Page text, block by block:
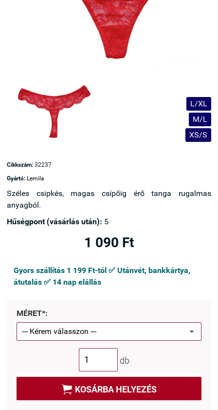
L/XL
M/L
XS/S
Cikkszám: 32237
Gyártó: Lemila
Széles csipkés, magas csípőig érő tanga rugalmas
anyagból.
Hűségpont (vásárlás után): 5
1 090 Ft
Gyors szállítás 1 199 Ft-tól ✅ Utánvét, bankkártya,
átutalás ✅ 14 nap elállás
MÉRET*:
db
 KOSÁRBA HELYEZÉS